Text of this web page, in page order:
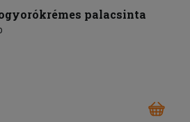
palacsinta